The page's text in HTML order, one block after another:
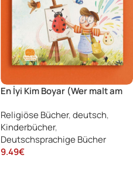
En İyi Kim Boyar (Wer malt am
Religiöse Bücher, deutsch,
Kinderbücher,
Deutschsprachige Bücher
9.49€